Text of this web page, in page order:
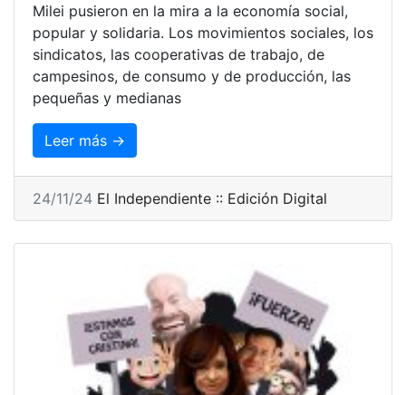
Milei pusieron en la mira a la economía social,
popular y solidaria. Los movimientos sociales, los
sindicatos, las cooperativas de trabajo, de
campesinos, de consumo y de producción, las
pequeñas y medianas
Leer más →
24/11/24 El Independiente :: Edición Digital